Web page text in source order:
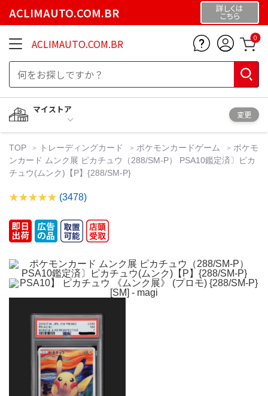
ACLIMAUTO.COM.BR 詳しくは
こちら
ACLIMAUTO.COM.BR 0
マイストア
変更
TOP トレーディングカード ポケモンカードゲーム
ポケモ
ンカード ムンク展 ピカチュウ（288/SM-P） PSA10鑑定済〕ピカ
チュウ(ムンク)【P】{288/SM-P}
(3478)